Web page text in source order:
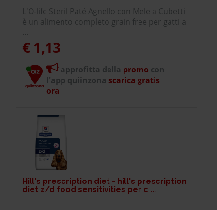
L'O-life Steril Paté Agnello con Mele a Cubetti
è un alimento completo grain free per gatti a
...
€ 1,13
approfitta della promo con
l'app quiinzona scarica gratis
ora
Hill's prescription diet - hill's prescription
diet z/d food sensitivities per c ...